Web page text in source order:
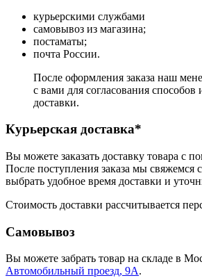
курьерскими службами
самовывоз из магазина;
постаматы;
почта России.
После оформления заказа наш
с вами для согласования способов
доставки.
Курьерская доставка*
Вы можете заказать доставку товара с
После поступления заказа мы
выбрать удобное время доставки и
Стоимость доставки рассчитывается
Самовывоз
Вы можете забрать товар на складе в
Автомобильный проезд, 9А.